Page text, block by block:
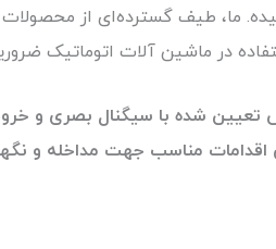
ما، طیف گسترده‌ای از محصولات
در ماشین آلات اتوماتیک
شده با سیگنال بصری و
اقدامات مناسب جهت مداخله و